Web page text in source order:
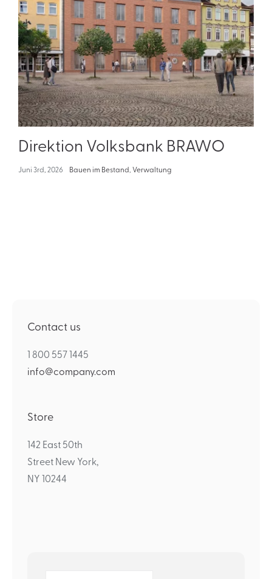
Direktion Volksbank BRAWO
Juni 3rd, 2026 Bauen im Bestand,Verwaltung
Contact us
1 800 557 1445
info@company.com
Store
142 East 50th
Street New York,
NY 10244